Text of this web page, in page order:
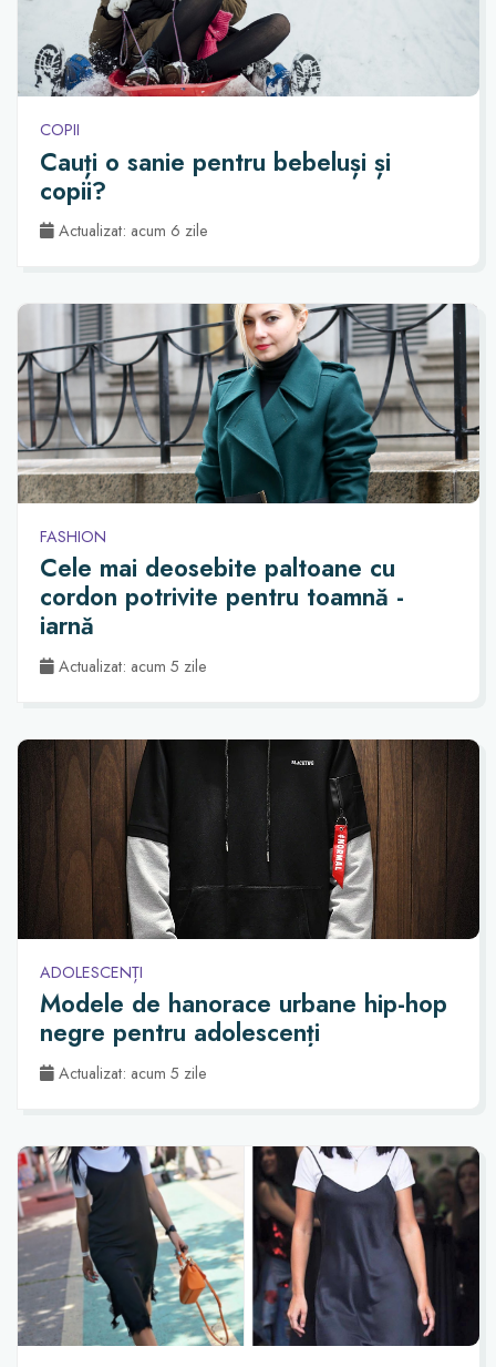
COPII
Cauți o sanie pentru bebeluși și
copii?
Actualizat: acum 6 zile
FASHION
Cele mai deosebite paltoane cu
cordon potrivite pentru toamnă -
iarnă
Actualizat: acum 5 zile
ADOLESCENȚI
Modele de hanorace urbane hip-hop
negre pentru adolescenți
Actualizat: acum 5 zile